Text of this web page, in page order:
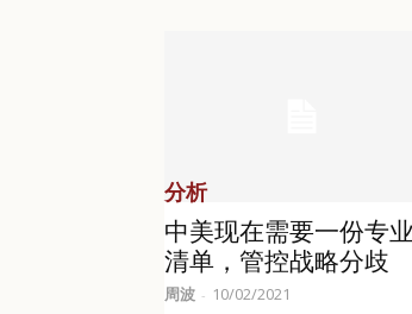
分析
中美现在需要一份专业
清单，管控战略分歧
周波 - 10/02/2021